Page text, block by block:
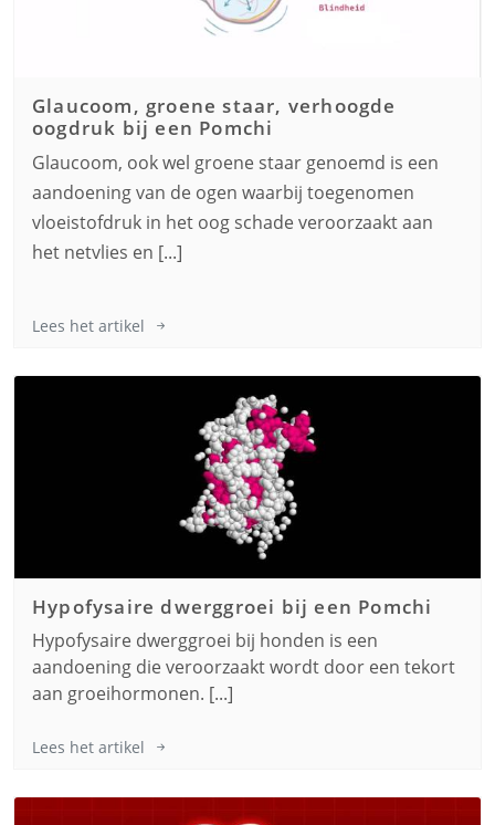
Glaucoom, groene staar, verhoogde
oogdruk bij een Pomchi
Glaucoom, ook wel groene staar genoemd is een
aandoening van de ogen waarbij toegenomen
vloeistofdruk in het oog schade veroorzaakt aan
het netvlies en [...]
Lees het artikel
Hypofysaire dwerggroei bij een Pomchi
Hypofysaire dwerggroei bij honden is een
aandoening die veroorzaakt wordt door een tekort
aan groeihormonen. [...]
Lees het artikel